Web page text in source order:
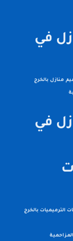
في
منازل بالخرج
في
الترميميات بالخرج